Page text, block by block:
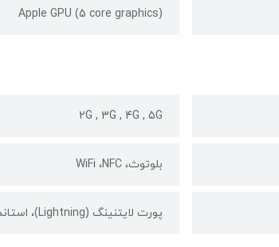
Apple GPU (5 core graphics)
2G , 3G , 4G , 5G
بلوتوث، WiFi ،NFC
پورت لایتنینگ (Lightning)، استاندارد 2.0